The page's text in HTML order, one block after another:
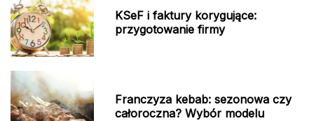
KSeF i faktury korygujące:
przygotowanie firmy
Franczyza kebab: sezonowa czy
całoroczna? Wybór modelu